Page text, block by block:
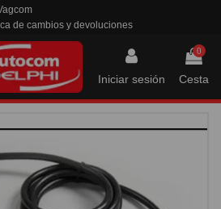
de cambios y devoluciones
Iniciar sesión
0
Cesta